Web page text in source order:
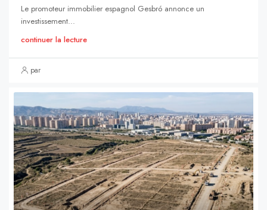
Le promoteur immobilier espagnol Gesbró annonce un
investissement...
continuer la lecture
par